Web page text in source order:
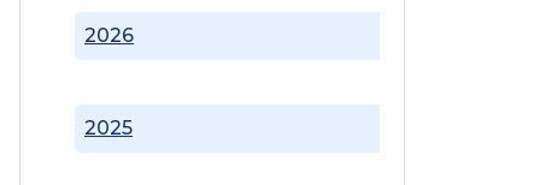
2025
2026